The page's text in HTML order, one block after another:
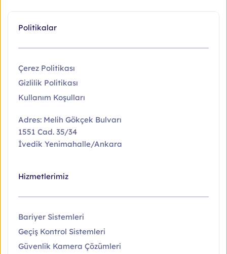
Hizmetlerimiz
Bariyer Sistemleri
Geçiş Kontrol Sistemleri
Güvenlik Kamera Çözümleri
Politikalar
Çerez Politikası
Gizlilik Politikası
Kullanım Koşulları
Adres: Melih Gökçek Bulvarı
1551 Cad. 35/34
İvedik Yenimahalle/Ankara